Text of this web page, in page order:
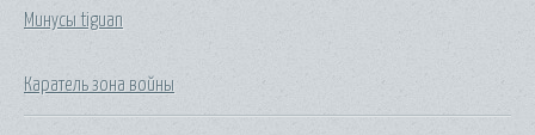
Минусы tiguan
Каратель зона войны